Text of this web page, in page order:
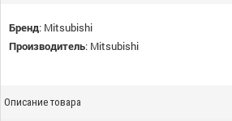
Бренд: Mitsubishi
Производитель: Mitsubishi
Описание товара